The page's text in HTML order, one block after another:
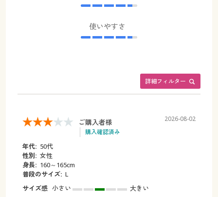
使いやすさ
詳細フィルター
ご購入者様
購入確認済み
2026-08-02
年代: 50代
性別: 女性
身長: 160～165cm
普段のサイズ: L
サイズ感 小さい
大きい